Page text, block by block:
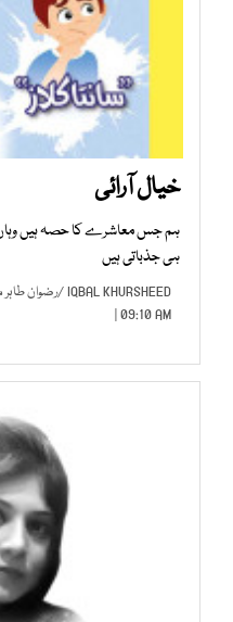
خیال آرائی
ہم جس معاشرے کا حصہ ہیں
ہی جذباتی ہیں
IQBAL KHURSHEED
/رضوان
09:10 AM |